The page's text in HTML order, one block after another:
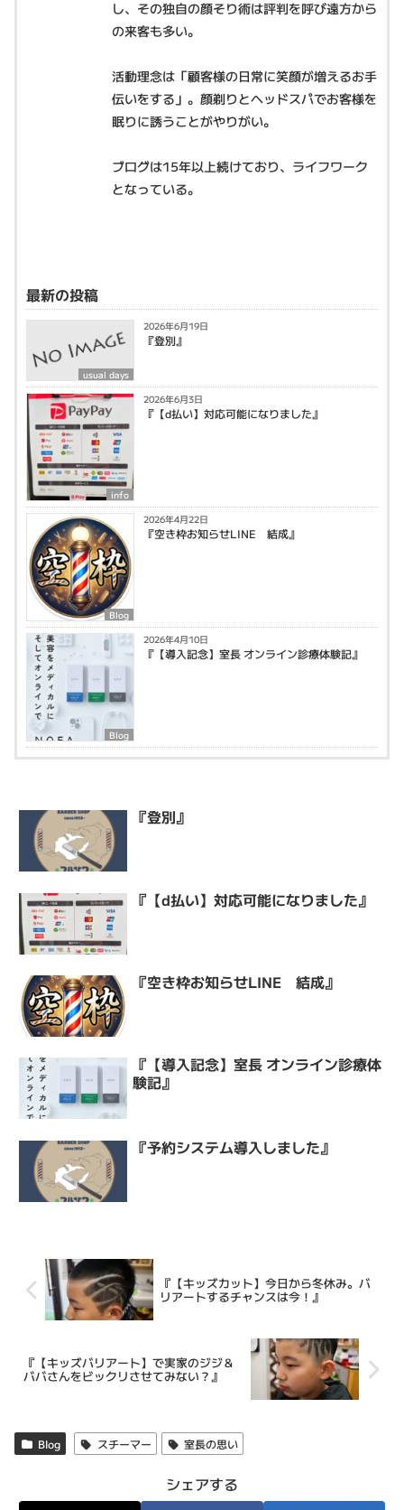
し、その独自の顔そり術は評判を呼び遠方から
の来客も多い。
活動理念は「顧客様の日常に笑顔が増えるお手
伝いをする」。顔剃りとヘッドスパでお客様を
眠りに誘うことがやりがい。
ブログは15年以上続けており、ライフワーク
となっている。
最新の投稿
usual days
2026年6月19日
『登別』
info
2026年6月3日
『【d払い】対応可能になりました』
Blog
2026年4月22日
『空き枠お知らせLINE 結成』
Blog
2026年4月10日
『【導入記念】室長 オンライン診療体験記』
『登別』
『【d払い】対応可能になりました』
『空き枠お知らせLINE 結成』
『【導入記念】室長 オンライン診療体
験記』
『予約システム導入しました』
『【キッズカット】今日から冬休み。バ
リアートするチャンスは今！』
『【キッズバリアート】で実家のジジ＆
ババさんをビックリさせてみない？』
Blog スチーマー 室長の思い
シェアする